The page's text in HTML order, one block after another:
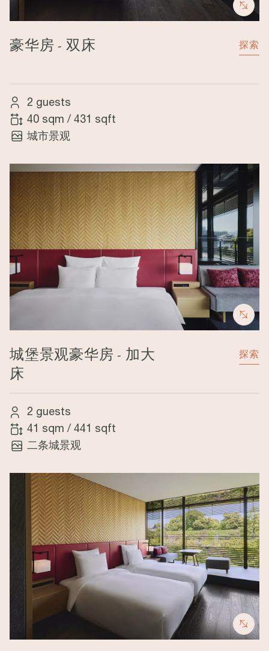
豪华房 - 双床 探索
2 guests
40 sqm / 431 sqft
城市景观
Image
城堡景观豪华房 - 加大
床
探索
2 guests
41 sqm / 441 sqft
二条城景观
Image